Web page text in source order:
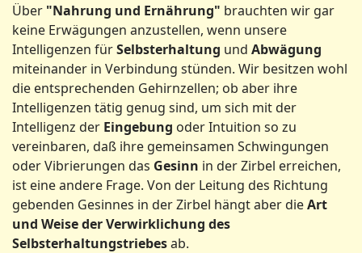
Über "Nahrung und Ernährung" brauchten wir gar
keine Erwägungen anzustellen, wenn unsere
Intelligenzen fürSelbsterhaltung und Abwägung
miteinander in Verbindung stünden. Wir besitzen wohl
die entsprechenden Gehirnzellen; ob aber ihre
Intelligenzen tätig genug sind, um sich mit der
Intelligenz der Eingebung oder Intuition so zu
vereinbaren, daß ihre gemeinsamen Schwingungen
oder Vibrierungen das Gesinn in der Zirbel erreichen,
ist eine andere Frage. Von der Leitung des Richtung
gebenden Gesinnes in der Zirbel hängt aber dieArt
und Weise der Verwirklichung des
Selbsterhaltungstriebesab.